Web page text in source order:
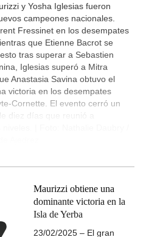
y Yosha Iglesias fueron
campeones nacionales.
Fressinet en los desempates
que Etienne Bacrot se
tras superar a Sebastien
Iglesias superó a Mitra
Anastasia Savina obtuvo el
victoria en los desempates
Cornette. El evento cerró un
diez días que reunió a
Maurizzi obtiene una
dominante victoria en la
Isla de Yerba
23/02/2025 – El gran